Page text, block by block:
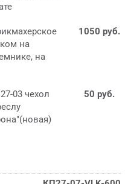
на
на
1050 руб.
03 чехол
50 руб.